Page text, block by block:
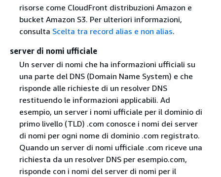
risorse come CloudFront distribuzioni Amazon e
bucket Amazon S3. Per ulteriori informazioni,
consulta Scelta tra record alias e non alias.
server di nomi ufficiale
Un server di nomi che ha informazioni ufficiali su
una parte del DNS (Domain Name System) e che
risponde alle richieste di un resolver DNS
restituendo le informazioni applicabili. Ad
esempio, un server i nomi ufficiale per il dominio di
primo livello (TLD) .com conosce i nomi dei server
di nomi per ogni nome di dominio .com registrato.
Quando un server di nomi ufficiale .com riceve una
richiesta da un resolver DNS per esempio.com,
risponde con i nomi del server di nomi per il